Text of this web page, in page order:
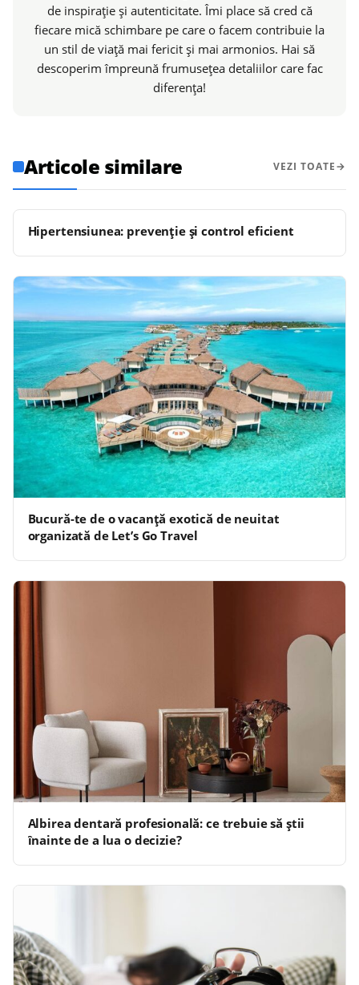
de inspirație și autenticitate. Îmi place să cred că
fiecare mică schimbare pe care o facem contribuie la
un stil de viață mai fericit și mai armonios. Hai să
descoperim împreună frumusețea detaliilor care fac
diferența!
Articole similare VEZI TOATE
Hipertensiunea: prevenție și control eficient
Bucură-te de o vacanță exotică de neuitat
organizată de Let’s Go Travel
Albirea dentară profesională: ce trebuie să știi
înainte de a lua o decizie?